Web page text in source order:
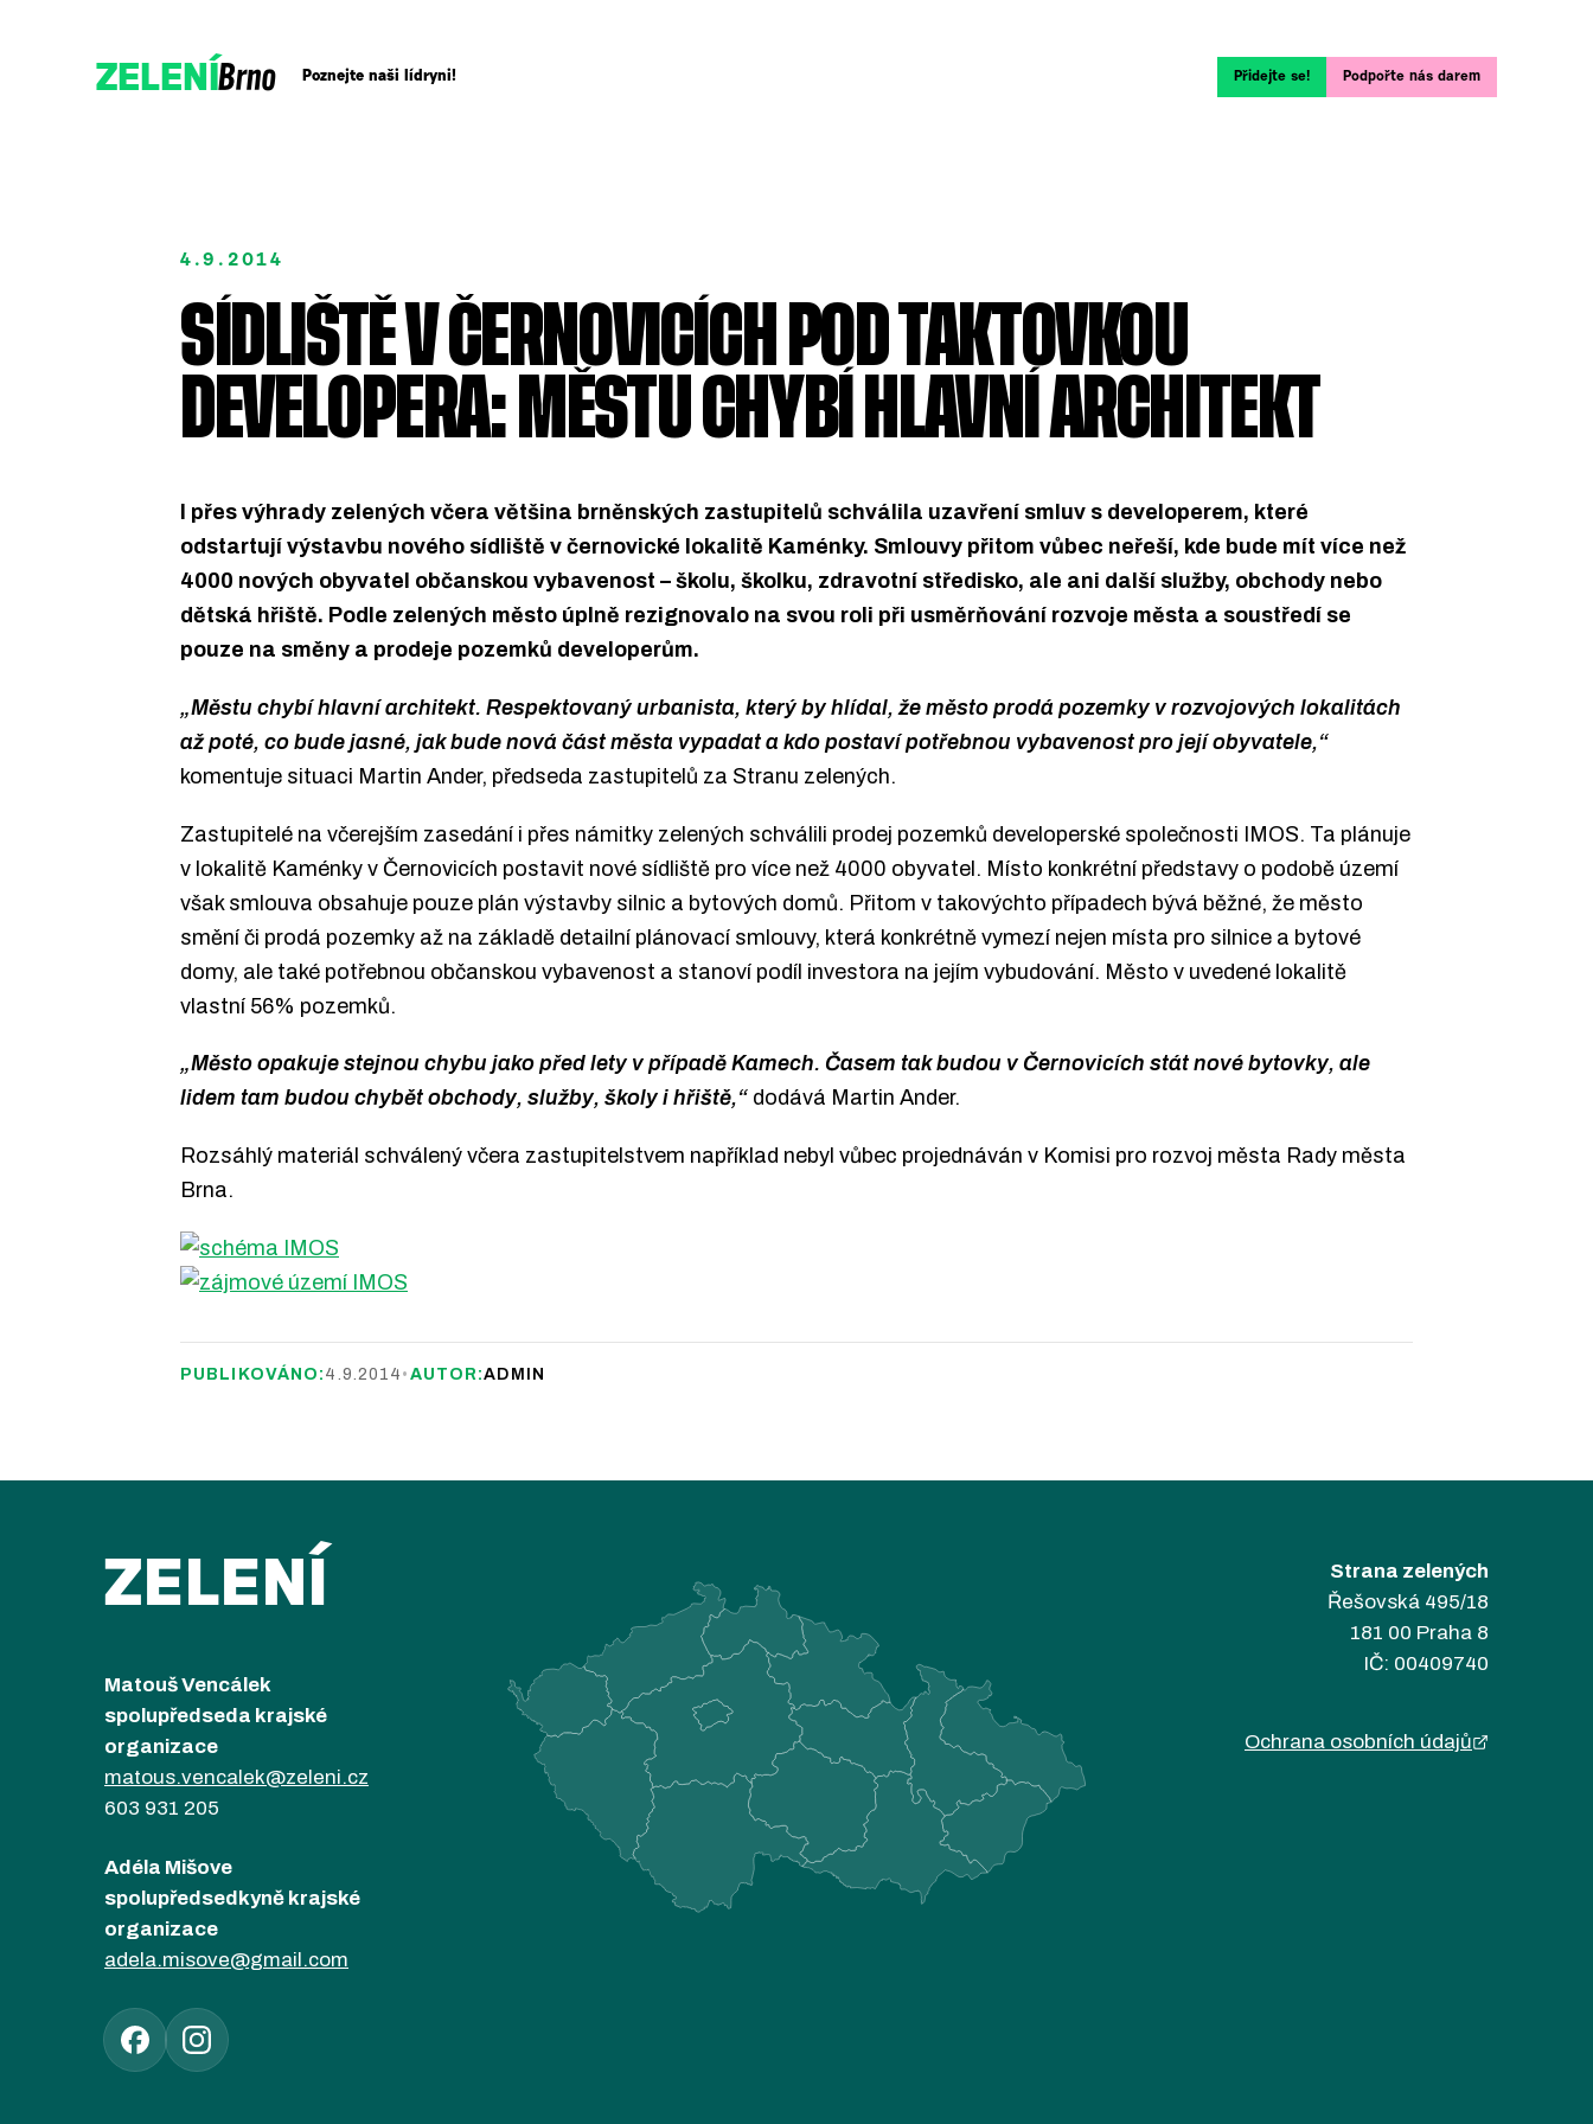
ZELENÍBrno Poznejte naši lídryni! Přidejte se! Podpořte nás darem
Podpořte nás darem
4.9.2014
SÍDLIŠTĚ V ČERNOVICÍCH POD TAKTOVKOU
DEVELOPERA: MĚSTU CHYBÍ HLAVNÍ ARCHITEKT
I přes výhrady zelených včera většina brněnských zastupitelů schválila uzavření smluv s developerem, které
odstartují výstavbu nového sídliště v černovické lokalitě Kaménky. Smlouvy přitom vůbec neřeší, kde bude mít více než
4000 nových obyvatel občanskou vybavenost – školu, školku, zdravotní středisko, ale ani další služby, obchody nebo
dětská hřiště. Podle zelených město úplně rezignovalo na svou roli při usměrňování rozvoje města a soustředí se
pouze na směny a prodeje pozemků developerům.
„Městu chybí hlavní architekt. Respektovaný urbanista, který by hlídal, že město prodá pozemky v rozvojových lokalitách
až poté, co bude jasné, jak bude nová část města vypadat a kdo postaví potřebnou vybavenost pro její obyvatele,“
komentuje situaci Martin Ander, předseda zastupitelů za Stranu zelených.
Zastupitelé na včerejším zasedání i přes námitky zelených schválili prodej pozemků developerské společnosti IMOS. Ta plánuje
v lokalitě Kaménky v Černovicích postavit nové sídliště pro více než 4000 obyvatel. Místo konkrétní představy o podobě území
však smlouva obsahuje pouze plán výstavby silnic a bytových domů. Přitom v takovýchto případech bývá běžné, že město
smění či prodá pozemky až na základě detailní plánovací smlouvy, která konkrétně vymezí nejen místa pro silnice a bytové
domy, ale také potřebnou občanskou vybavenost a stanoví podíl investora na jejím vybudování. Město v uvedené lokalitě
vlastní 56% pozemků.
„Město opakuje stejnou chybu jako před lety v případě Kamech. Časem tak budou v Černovicích stát nové bytovky, ale
lidem tam budou chybět obchody, služby, školy i hřiště,“ dodává Martin Ander.
Rozsáhlý materiál schválený včera zastupitelstvem například nebyl vůbec projednáván v Komisi pro rozvoj města Rady města
Brna.
PUBLIKOVÁNO: 4.9.2014 • AUTOR:ADMIN
ZELENÍ
Matouš Vencálek
spolupředseda krajské
organizace
matous.vencalek@zeleni.cz
603 931 205
Adéla Mišove
spolupředsedkyně krajské
organizace
adela.misove@gmail.com
Strana zelených
Řešovská 495/18
181 00 Praha 8
IČ: 00409740
Ochrana osobních údajů